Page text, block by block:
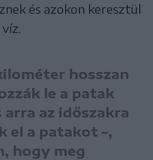
és azokon keresztül
hosszan
le a patak
arra az időszakra
el a patakot –,
hogy meg